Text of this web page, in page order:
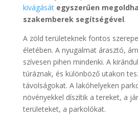
kivágását egyszerűen
szakemberek segítségével.
A zöld területeknek fontos
életében. A nyugalmat árasztó,
szívesen pihen mindenki. A
túráznak, és különböző utakon
távolságokat. A lakóhelyeken
növényekkel díszítik a tereket, a
területeket, a parkolókat.